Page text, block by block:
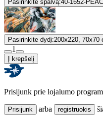
Pasirinkite spalvą:40-1652-
Pasirinkite dydį:200x220, 70x70
1
Į krepšelį
Prisijunk prie lojalumo
Prisijunk arba registruokis